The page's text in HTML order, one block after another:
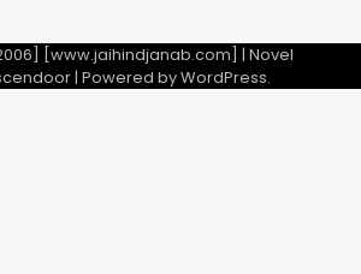
[www.jaihindjanab.com] | Novel
| Powered byWordPress.